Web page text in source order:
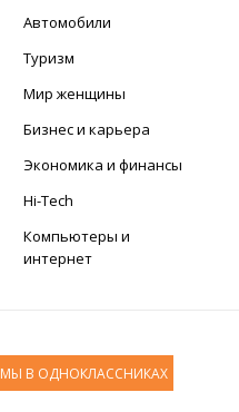
Автомобили
Туризм
Мир женщины
Бизнес и карьера
Экономика и финансы
Hi-Tech
Компьютеры и
интернет
МЫ В ОДНОКЛАССНИКАХ